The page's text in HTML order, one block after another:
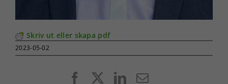
Skriv ut eller skapa pdf
2023-05-02
FacebookLinkedIn
E-